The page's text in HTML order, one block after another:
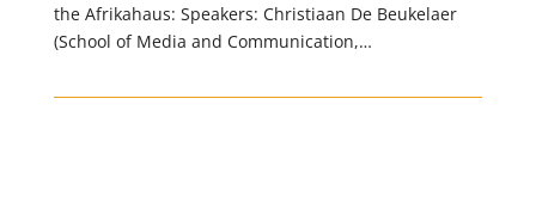
the Afrikahaus: Speakers: Christiaan De Beukelaer
(School of Media and Communication,…